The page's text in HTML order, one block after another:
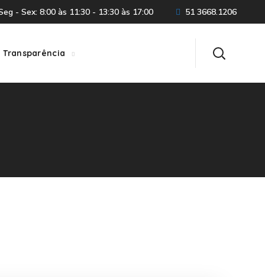
- Sex: 8:00 às 11:30 - 13:30 às 17:00 51 3668.1206
Transparência